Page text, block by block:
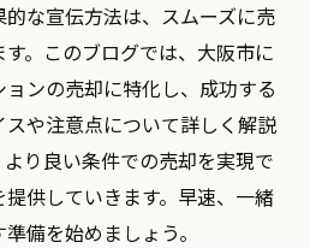
な宣伝方法は、スムーズに売
。このブログでは、大阪市に
ンの売却に特化し、成功する
や注意点について詳しく解説
り良い条件での売却を実現で
供していきます。早速、一緒
備を始めましょう。